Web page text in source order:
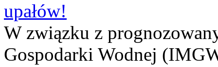
upałów!
W związku z
Gospodarki Wodnej